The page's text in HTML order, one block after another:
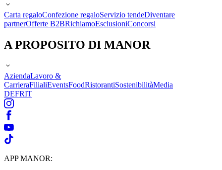
Carta regaloConfezione regaloServizio tendeDiventare
partnerOfferte B2BRichiamoEsclusioniConcorsi
A PROPOSITO DI MANOR
AziendaLavoro &
CarrieraFilialiEventsFoodRistorantiSostenibilitàMedia
DEFRIT
APP MANOR: